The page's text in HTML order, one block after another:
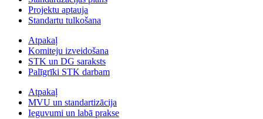
Projektu aptauja
Standartu tulkošana
Atpakaļ
Komiteju izveidošana
STK un DG saraksts
Palīgrīki STK darbam
Atpakaļ
MVU un standartizācija
Ieguvumi un labā prakse